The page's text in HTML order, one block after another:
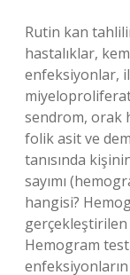
Rutin kan
hastalıklar,
enfeksiyonlar,
sendrom, orak
folik asit ve
tanısında
sayımı
hangisi?
Hemogram